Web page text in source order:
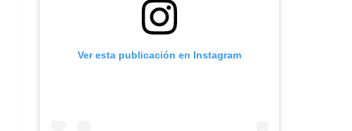
Ver esta publicación en Instagram